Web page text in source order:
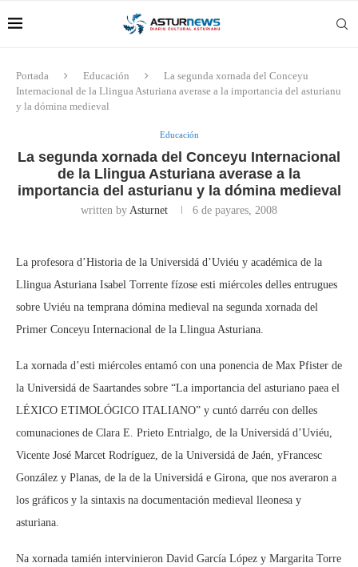
Portada Educación
La segunda xornada del Conceyu
Internacional de la Llingua Asturiana averase a la importancia del asturianu
y la dómina medieval
Educación
La segunda xornada del Conceyu Internacional
de la Llingua Asturiana averase a la
importancia del asturianu y la dómina medieval
written by Asturnet 6 de payares, 2008
La profesora d’Historia de la Universidá d’Uviéu y académica de la
Llingua Asturiana Isabel Torrente fízose esti miércoles delles entrugues
sobre Uviéu na temprana dómina medieval na segunda xornada del
Primer Conceyu Internacional de la Llingua Asturiana.
La xornada d’esti miércoles entamó con una ponencia de Max Pfister de
la Universidá de Saartandes sobre “La importancia del asturiano paea el
LÉXICO ETIMOLÓGICO ITALIANO” y cuntó darréu con delles
comunaciones de Clara E. Prieto Entrialgo, de la Universidá d’Uviéu,
Vicente José Marcet Rodríguez, de la Universidá de Jaén, yFrancesc
González y Planas, de la de la Universidá e Girona, que nos averaron a
los gráficos y la sintaxis na documentación medieval lleonesa y
asturiana.
Na xornada tamién intervinieron David García López y Margarita Torre